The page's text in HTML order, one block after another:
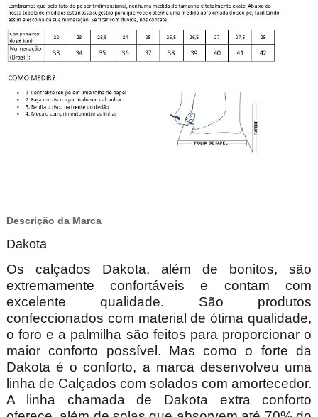
Descrição da Marca
Dakota
Os calçados Dakota, além de bonitos, são
extremamente confortáveis e contam com
excelente qualidade. São produtos
confeccionados com material de ótima qualidade,
o foro e a palmilha são feitos para proporcionar o
maior conforto possível. Mas como o forte da
Dakota é o conforto, a marca desenvolveu uma
linha de Calçados com solados com amortecedor.
A linha chamada de Dakota extra conforto